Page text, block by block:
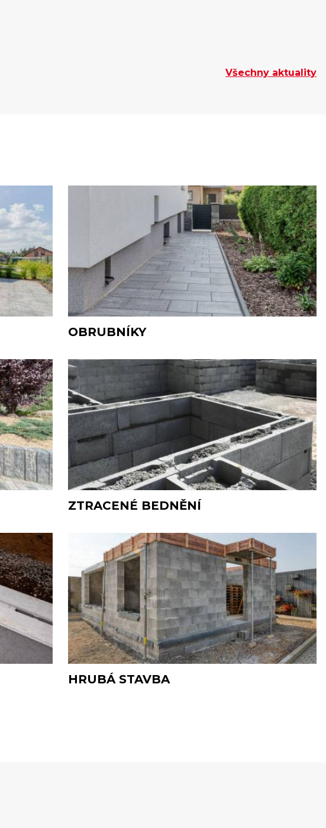
Všechny aktuality
OBRUBNÍKY
ZTRACENÉ BEDNĚNÍ
HRUBÁ STAVBA